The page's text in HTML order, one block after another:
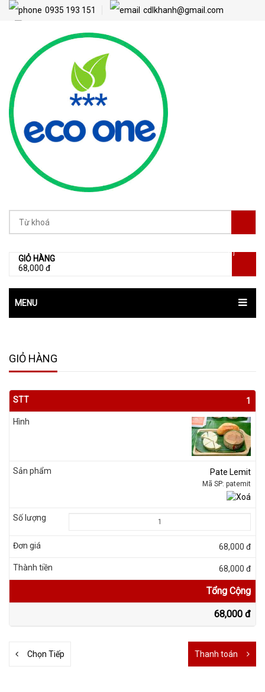
0935 193 151 cdlkhanh@gmail.com
GIỎ HÀNG
68,000 đ
[1]
MENU
GIỎ HÀNG
1
Pate Lemit
Mã SP: patemit
Xoá
68,000 đ
68,000 đ
Tổng Cộng
68,000 đ
Chọn Tiếp Thanh toán